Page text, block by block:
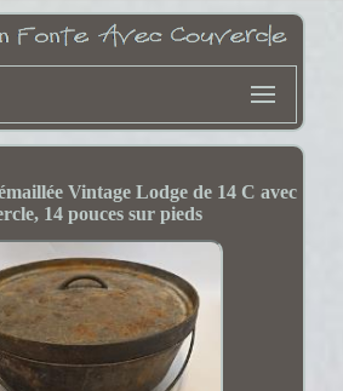
Vintage Lodge de 14 C avec
14 pouces sur pieds